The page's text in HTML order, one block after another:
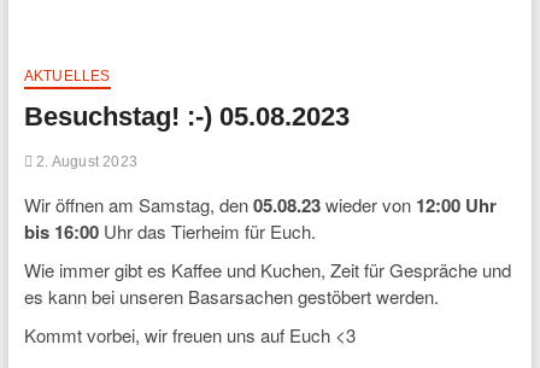
AKTUELLES
Besuchstag! :-) 05.08.2023
2. August 2023
Wir öffnen am Samstag, den05.08.23wieder von 12:00 Uhr
bis 16:00Uhr das Tierheim für Euch.
Wie immer gibt es Kaffee und Kuchen, Zeit für Gespräche und
es kann bei unseren Basarsachen gestöbert werden.
Kommt vorbei, wir freuen uns auf Euch <3